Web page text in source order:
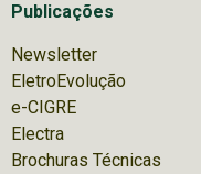
Publicações
Newsletter
EletroEvolução
e-CIGRE
Electra
Brochuras Técnicas